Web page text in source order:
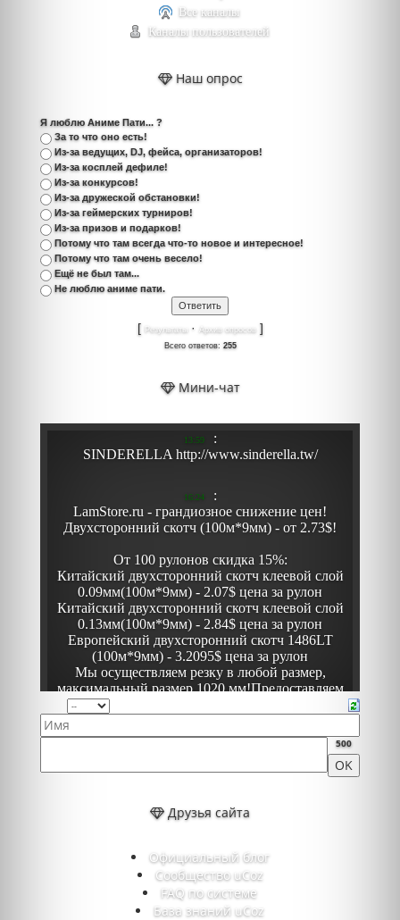
Все каналы
Каналы пользователей
Наш опрос
Я люблю Аниме Пати... ?
За то что оно есть!
Из-за ведущих, DJ, фейса, организаторов!
Из-за косплей дефиле!
Из-за конкурсов!
Из-за дружеской обстановки!
Из-за геймерских турниров!
Из-за призов и подарков!
Потому что там всегда что-то новое и интересное!
Потому что там очень весело!
Ещё не был там...
Не люблю аниме пати.
[ Результаты · Архив опросов]
Всего ответов: 255
Мини-чат
500
Друзья сайта
Официальный блог
Сообщество uCoz
FAQ по системе
База знаний uCoz